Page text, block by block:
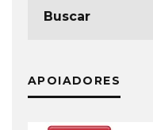
APOIADORES